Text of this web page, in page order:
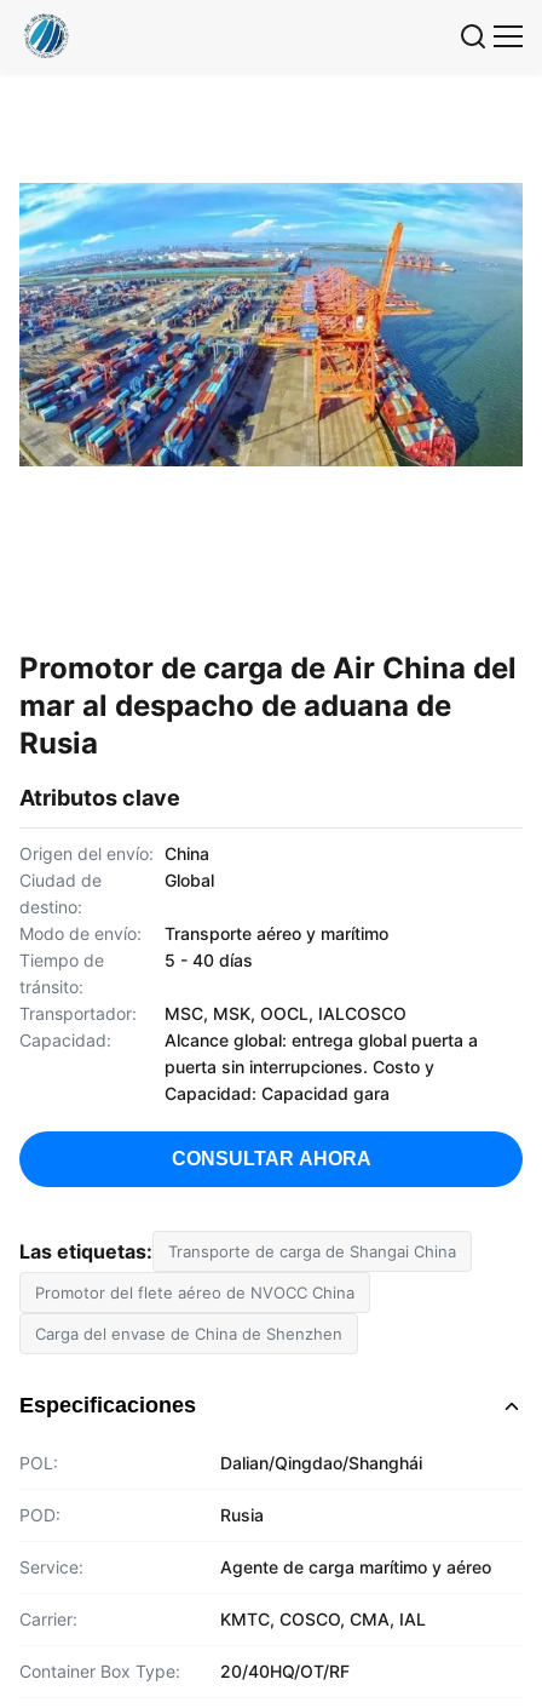
Promotor de carga de Air China del
mar al despacho de aduana de
Rusia
Atributos clave
Origen del envío: China
Ciudad de
destino:
Global
Modo de envío:
Transporte aéreo y marítimo
Tiempo de
tránsito:
5 - 40 días
Transportador:
MSC, MSK, OOCL, IALCOSCO
Capacidad:
Alcance global: entrega global puerta a
puerta sin interrupciones. Costo y
Capacidad: Capacidad gara
CONSULTAR AHORA
Las etiquetas: Transporte de carga de Shangai China
Promotor del flete aéreo de NVOCC China
Carga del envase de China de Shenzhen
Especificaciones
POL: Dalian/Qingdao/Shanghái
POD: Rusia
Service: Agente de carga marítimo y aéreo
Carrier: KMTC, COSCO, CMA, IAL
Container Box Type: 20/40HQ/OT/RF